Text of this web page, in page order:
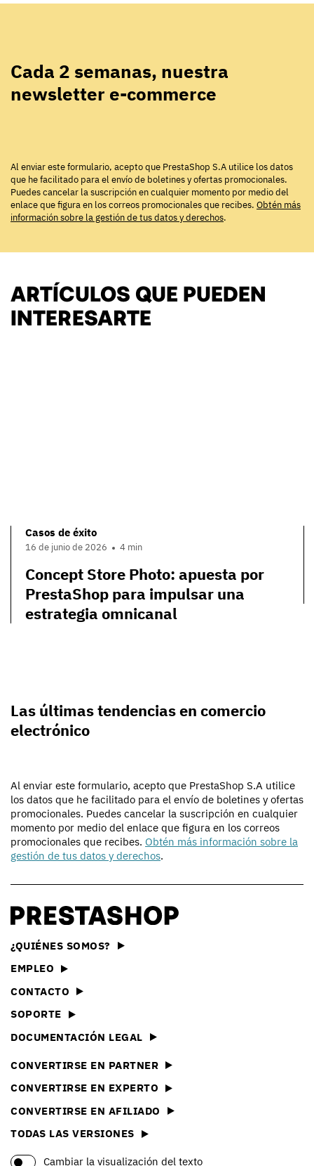
Cada 2 semanas, nuestra
newsletter e-commerce
Al enviar este formulario, acepto que PrestaShop S.A utilice los datos
que he facilitado para el envío de boletines y ofertas promocionales.
Puedes cancelar la suscripción en cualquier momento por medio del
enlace que figura en los correos promocionales que recibes. Obtén más
información sobre la gestión de tus datos y derechos.
ARTÍCULOS QUE PUEDEN
INTERESARTE
Casos de éxito
16 de junio de 2026 4 min
Concept Store Photo: apuesta por
PrestaShop para impulsar una
estrategia omnicanal
Las últimas tendencias en comercio
electrónico
Al enviar este formulario, acepto que PrestaShop S.A utilice
los datos que he facilitado para el envío de boletines y ofertas
promocionales. Puedes cancelar la suscripción en cualquier
momento por medio del enlace que figura en los correos
promocionales que recibes. Obtén más información sobre la
gestión de tus datos y derechos.
¿QUIÉNES SOMOS?
EMPLEO
CONTACTO
SOPORTE
DOCUMENTACIÓN LEGAL
CONVERTIRSE EN PARTNER
CONVERTIRSE EN EXPERTO
CONVERTIRSE EN AFILIADO
TODAS LAS VERSIONES
Cambiar la visualización del texto